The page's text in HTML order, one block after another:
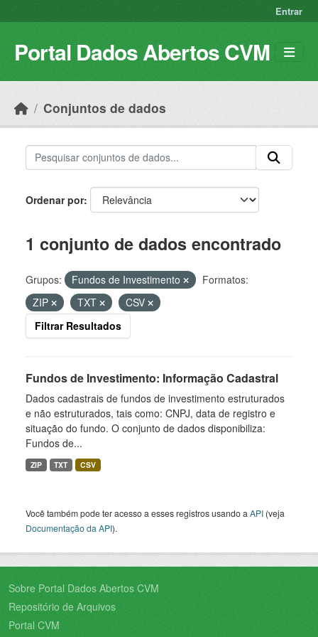
Entrar
Portal Dados Abertos CVM
Conjuntos de dados
Ordenar por
1 conjunto de dados encontrado
Grupos: Fundos de Investimento
Formatos:
ZIP
TXT
CSV
Filtrar Resultados
Fundos de Investimento: Informação Cadastral
Dados cadastrais de fundos de investimento estruturados
e não estruturados, tais como: CNPJ, data de registro e
situação do fundo. O conjunto de dados disponibiliza:
Fundos de...
ZIP TXT CSV
Você também pode ter acesso a esses registros usando a API (veja
Documentação da API).
Sobre Portal Dados Abertos CVM
Repositório de Arquivos
Portal CVM